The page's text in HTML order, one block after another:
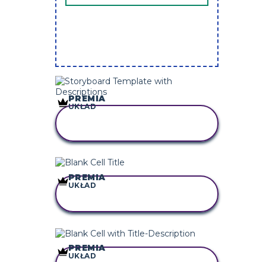
PREMIA
UKŁAD
PREMIA
UKŁAD
PREMIA
UKŁAD